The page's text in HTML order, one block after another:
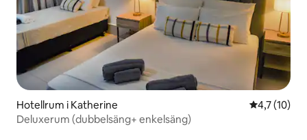
Hotellrum i Katherine 4,7 av 5 i
4,7 (10)
Deluxerum (dubbelsäng+ enkelsäng)